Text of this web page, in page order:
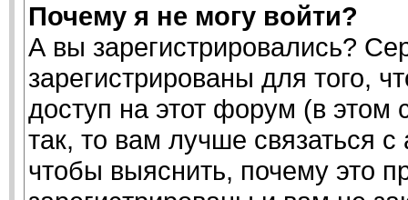
Почему я не могу войти?
А вы зарегистрировались?
зарегистрированы для того,
доступ на этот форум (в
так, то вам лучше связаться
чтобы выяснить, почему это